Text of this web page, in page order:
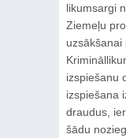
likumsargi
Ziemeļu
izspiešanu
izspiešana
draudus,
šādu